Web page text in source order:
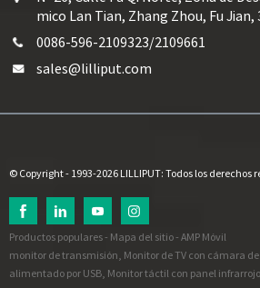
mico Lan Tian, ​​Zhang Zhou, Fu Jian,
0086-596-2109323/2109661
sales@lilliput.com
© Copyright - 1993-2026 LILLIPUT: Todos los derechos
Productos populares- Mapa del sitio- AMP Móvil
monitor de transmisión Monitor de TV con cámara
alimentado por USB Monitor táctil con panel infrarrojo